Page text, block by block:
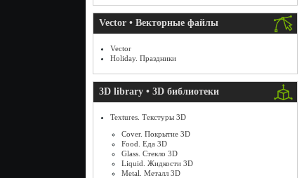
Vector • Векторные файлы
Vector
Holiday. Праздники
3D library • 3D библиотеки
Textures. Текстуры 3D
Cover. Покрытие 3D
Food. Еда 3D
Glass. Стекло 3D
Liquid. Жидкости 3D
Metal. Металл 3D